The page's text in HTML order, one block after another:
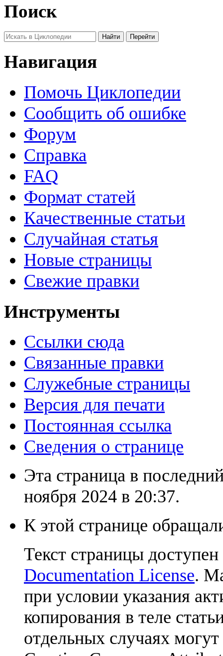
Поиск
Навигация
Помочь Циклопедии
Сообщить об ошибке
Форум
Справка
FAQ
Формат статей
Качественные статьи
Случайная статья
Новые страницы
Свежие правки
Инструменты
Ссылки сюда
Связанные правки
Служебные страницы
Версия для печати
Постоянная ссылка
Сведения о странице
Эта страница в
ноября 2024 в 20:37.
К этой странице
Текст страницы
Documentation License.
при условии указания
копирования в теле
отдельных случаях